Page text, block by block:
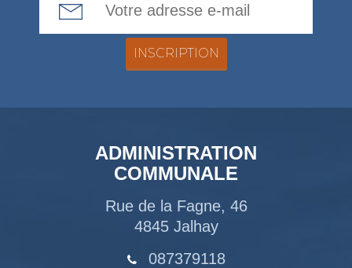
ADMINISTRATION
COMMUNALE
Rue de la Fagne, 46
4845 Jalhay
087379118